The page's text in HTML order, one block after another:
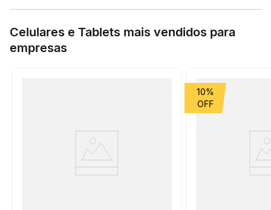
Celulares e Tablets mais vendidos para
empresas
10%